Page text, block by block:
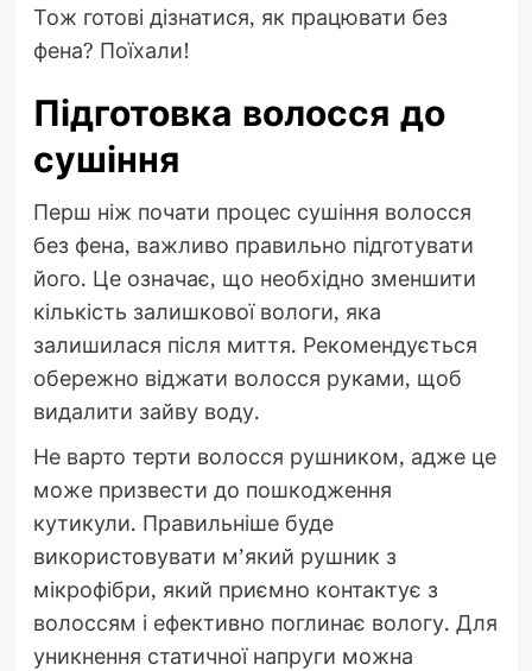
Тож готові дізнатися, як працювати без
фена? Поїхали!
Підготовка волосся до
сушіння
Перш ніж почати процес сушіння волосся
без фена, важливо правильно підготувати
його. Це означає, що необхідно зменшити
кількість залишкової вологи, яка
залишилася після миття. Рекомендується
обережно віджати волосся руками, щоб
видалити зайву воду.
Не варто терти волосся рушником, адже це
може призвести до пошкодження
кутикули. Правильніше буде
використовувати м’який рушник з
мікрофібри, який приємно контактує з
волоссям і ефективно поглинає вологу. Для
уникнення статичної напруги можна